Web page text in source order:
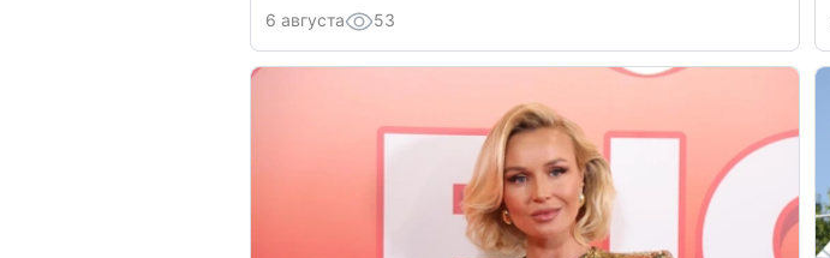
6 августа 53